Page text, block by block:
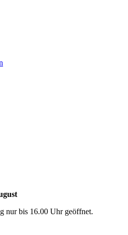
nur bis 16.00 Uhr geöffnet.